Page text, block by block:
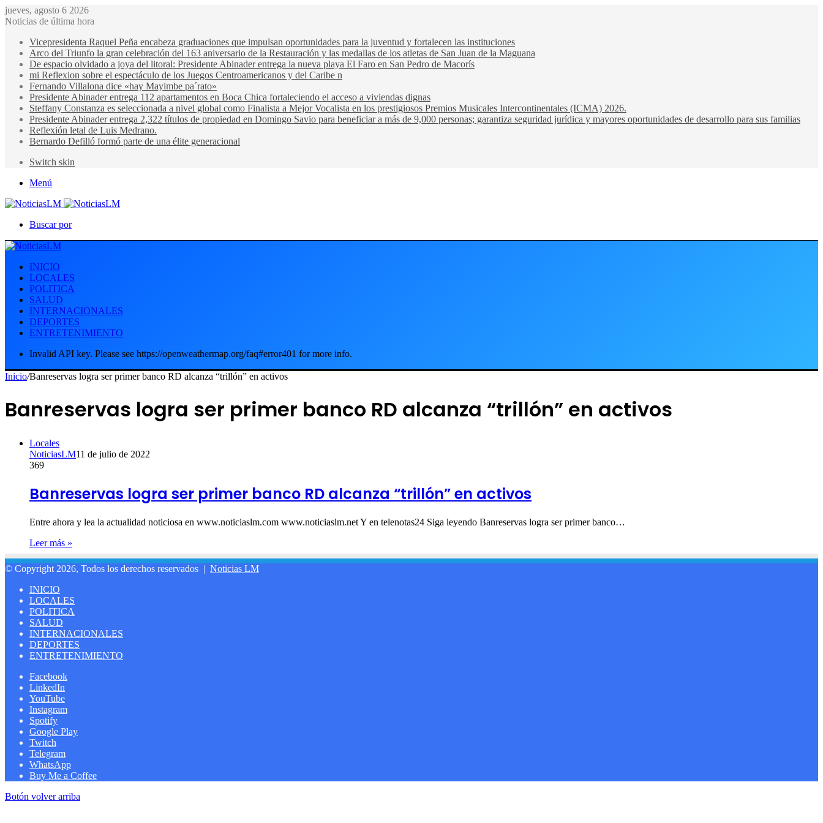
jueves, agosto 6 2026
Noticias de última hora
Vicepresidenta Raquel Peña encabeza graduaciones que impulsan oportunidades para la juventud y fortalecen las instituciones
Arco del Triunfo la gran celebración del 163 aniversario de la Restauración y las medallas de los atletas de San Juan de la Maguana
De espacio olvidado a joya del litoral: Presidente Abinader entrega la nueva playa El Faro en San Pedro de Macorís
mi Reflexion sobre el espectáculo de los Juegos Centroamericanos y del Caribe n
Fernando Villalona dice «hay Mayimbe pa´rato»
Presidente Abinader entrega 112 apartamentos en Boca Chica fortaleciendo el acceso a viviendas dignas
Steffany Constanza es seleccionada a nivel global como Finalista a Mejor Vocalista en los prestigiosos Premios Musicales Intercontinentales (ICMA) 2026.
Presidente Abinader entrega 2,322 títulos de propiedad en Domingo Savio para beneficiar a más de 9,000 personas; garantiza seguridad jurídica y mayores oportunidades de desarrollo para sus familias
Reflexión letal de Luis Medrano.
Bernardo Defilló formó parte de una élite generacional
Switch skin
Menú
Buscar por
INICIO
LOCALES
POLITICA
SALUD
INTERNACIONALES
DEPORTES
ENTRETENIMIENTO
Invalid API key. Please see https://openweathermap.org/faq#error401 for more info.
Inicio/Banreservas logra ser primer banco RD alcanza “trillón” en activos
Banreservas logra ser primer banco RD alcanza “trillón” en activos
Locales
NoticiasLM11 de julio de 2022
369
Banreservas logra ser primer banco RD alcanza “trillón” en activos
Entre ahora y lea la actualidad noticiosa en www.noticiaslm.com www.noticiaslm.net Y en telenotas24 Siga leyendo Banreservas logra ser primer banco…
Leer más »
© Copyright 2026, Todos los derechos reservados | Noticias LM
INICIO
LOCALES
POLITICA
SALUD
INTERNACIONALES
DEPORTES
ENTRETENIMIENTO
Facebook
LinkedIn
YouTube
Instagram
Spotify
Google Play
Twitch
Telegram
WhatsApp
Buy Me a Coffee
Botón volver arriba